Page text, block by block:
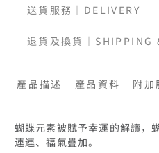
送貨服務｜DELIVERY
退貨及換貨｜SHIPPING
產品描述 產品資料 附加
蝴蝶元素被賦予幸運的解讀
連連、福氣疊加。